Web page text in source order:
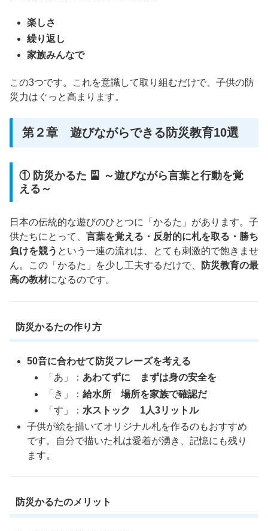
楽しさ
繰り返し
家族みんなで
この3つです。これを意識して取り組むだけで、子供の防
災力はぐっと高まります。
第２章 遊びながらできる防災教育10選
① 防災かるた 🎴 ～遊びながら言葉と行動を覚
える～
日本の伝統的な遊びのひとつに「かるた」があります。子
供たちにとって、 言葉を覚える・反射的に札を取る・勝ち
負けを競う という一連の流れは、とても刺激的で飽きませ
ん。この「かるた」を少し工夫するだけで、
防災教育の最
高の教材になるのです。
防災かるたの作り方
50音に合わせて防災フレーズを考える
「あ」： あわてずに まずは身の安全を
「き」：給水所 場所を家族で確認だ
「す」： 水ストック 1人3リットル
子供が絵を描いてオリジナル札を作るのもおすすめ
です。自分で描いた札は愛着が湧き、記憶にも残り
ます。
防災かるたのメリット